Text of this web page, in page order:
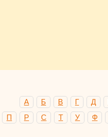
А Б В Г Д
П Р С Т У Ф